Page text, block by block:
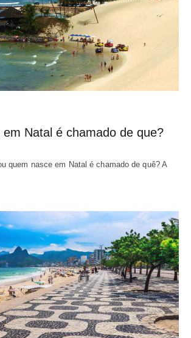
Natal é chamado de que?
quem nasce em Natal é chamado de quê? A